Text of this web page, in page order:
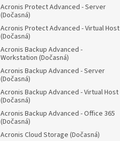
Acronis Protect Advanced - Server
(Dočasná)
Acronis Protect Advanced - Virtual Host
(Dočasná)
Acronis Backup Advanced -
Workstation (Dočasná)
Acronis Backup Advanced - Server
(Dočasná)
Acronis Backup Advanced - Virtual Host
(Dočasná)
Acronis Backup Advanced - Office 365
(Dočasná)
Acronis Cloud Storage (Dočasná)